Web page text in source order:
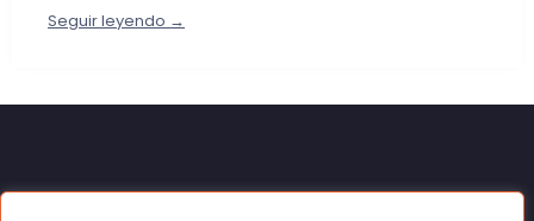
Seguir leyendo →